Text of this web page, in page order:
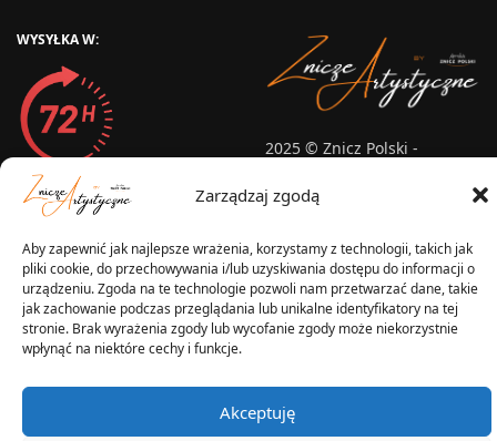
Zarządzaj zgodą
Aby zapewnić jak najlepsze wrażenia, korzystamy z technologii, takich jak
pliki cookie, do przechowywania i/lub uzyskiwania dostępu do informacji o
urządzeniu. Zgoda na te technologie pozwoli nam przetwarzać dane, takie
jak zachowanie podczas przeglądania lub unikalne identyfikatory na tej
stronie. Brak wyrażenia zgody lub wycofanie zgody może niekorzystnie
wpłynąć na niektóre cechy i funkcje.
Akceptuję
WYSYŁKA W:
2025 © Znicz Polski -
Wszelkie prawa zastrzeżone